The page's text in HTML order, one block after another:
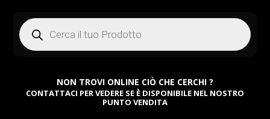
Products
search
NON TROVI ONLINE CIÒ CHE CERCHI ?
CONTATTACI PER VEDERE SE È DISPONIBILE NEL NOSTRO
PUNTO VENDITA